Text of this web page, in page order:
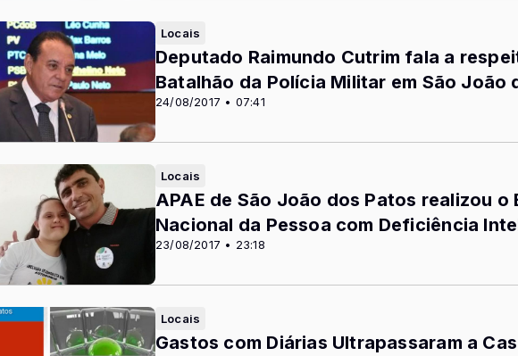
Locais
24/08/2017 • 07:41
Deputado Raimundo Cutrim fala a
Batalhão da Polícia Militar em São João
Locais
23/08/2017 • 23:18
APAE de São João dos Patos realizou o
Nacional da Pessoa com Deficiência
Locais
Gastos com Diárias Ultrapassaram a